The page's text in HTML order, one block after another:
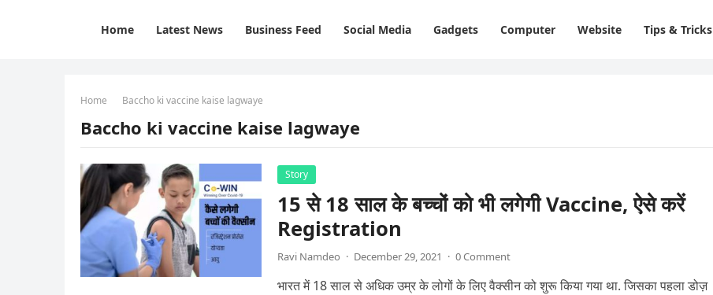
Home Latest News Business Feed Social Media Gadgets Computer Website Tips & Tricks
Home Baccho ki vaccine kaise lagwaye
Baccho ki vaccine kaise lagwaye
Story
15 से 18 साल के बच्चों को भी लगेगी Vaccine, ऐसे करें
Registration
Ravi Namdeo · December 29, 2021 · 0 Comment
भारत में 18 साल से अधिक उम्र के लोगों के लिए वैक्सीन को शुरू किया गया था. जिसका पहला डोज़